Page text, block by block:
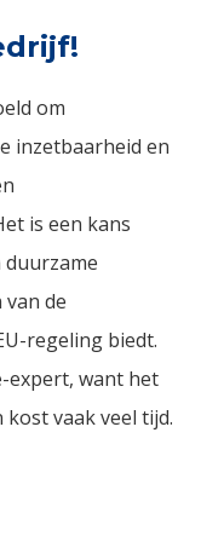
om
inzetbaarheid en
is een kans
de
regeling biedt.
expert, want het
vaak veel tijd.